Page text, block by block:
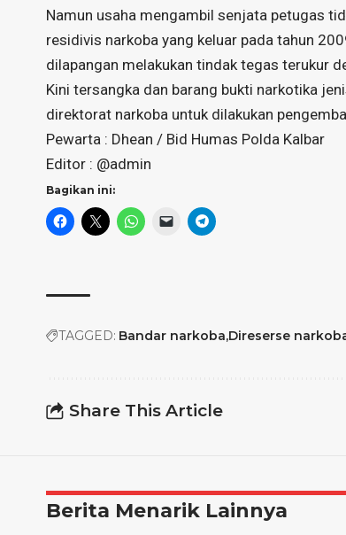
Namun usaha mengambil senjata petugas
residivis narkoba yang keluar pada tahun
dilapangan melakukan tindak tegas terukur
Kini tersangka dan barang bukti narkotika
direktorat narkoba untuk dilakukan
Pewarta : Dhean / Bid Humas Polda Kalbar
Editor : @admin
Bagikan ini:
TAGGED: Bandar narkoba Direserse
Share This Article
Berita Menarik Lainnya